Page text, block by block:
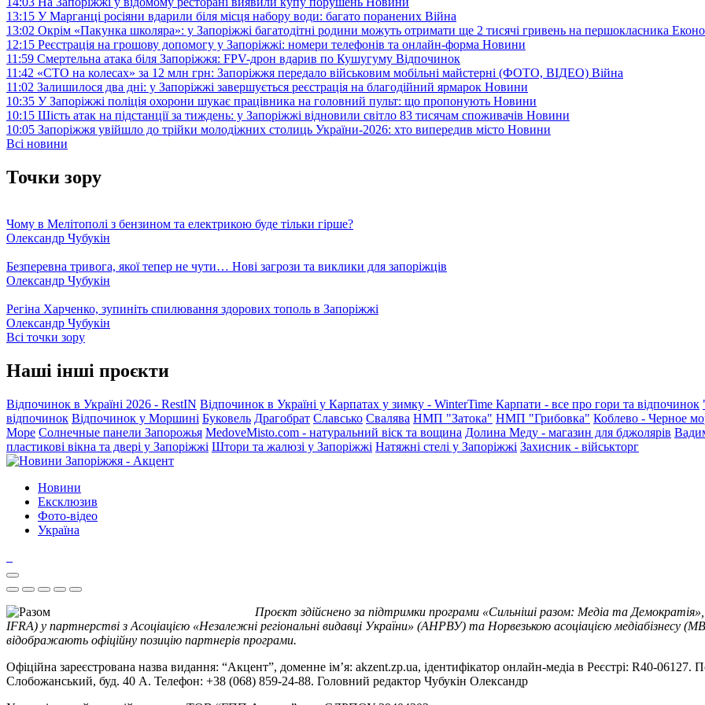
13:15 У Марганці росіяни вдарили біля місця набору води: багато поранених Війна
13:02 Окрім «Пакунка школяра»: у Запоріжжі багатодітні родини можуть отримати ще 2 тисячі гривень на першокласника
12:15 Реєстрація на грошову допомогу у Запоріжжі: номери телефонів та онлайн-форма Новини
11:59 Смертельна атака біля Запоріжжя: FPV-дрон вдарив по Кушугуму Відпочинок
11:42 «СТО на колесах» за 12 млн грн: Запоріжжя передало військовим мобільні майстерні (ФОТО, ВІДЕО) Війна
11:02 Залишилося два дні: у Запоріжжі завершується реєстрація на благодійний ярмарок Новини
10:35 У Запоріжжі поліція охорони шукає працівника на головний пульт: що пропонують Новини
10:15 Шість атак на підстанції за тиждень: у Запоріжжі відновили світло 83 тисячам споживачів Новини
10:05 Запоріжжя увійшло до трійки молодіжних столиць України-2026: хто випередив місто Новини
Всі новини
Точки зору
Чому в Мелітополі з бензином та електрикою буде тільки гірше?
Олександр Чубукін
Безперевна тривога, якої тепер не чути… Нові загрози та виклики для запоріжців
Олександр Чубукін
Регіна Харченко, зупиніть спилювання здорових тополь в Запоріжжі
Олександр Чубукін
Всі точки зору
Наші інші проєкти
Відпочинок в Україні 2026 - RestIN Відпочинок в Україні у Карпатах у зимку - WinterTime Карпати - все про гори та відпочинок
відпочинок Відпочинок у Моршині Буковель Драгобрат Славсько Свалява НМП "Затока" НМП "Грибовка" Коблево - Черное
Море Солнечные панели Запорожья MedoveMisto.com - натуральний віск та вощина Долина Меду - магазин для бджолярів
пластикові вікна та двері у Запоріжжі Штори та жалюзі у Запоріжжі Натяжні стелі у Запоріжжі Захисник - військторг
Новини
Ексклюзив
Фото-відео
Україна
Проєкт здійснено за підтримки програми «Сильніші разом: Медіа та
IFRA) у партнерстві з Асоціацією «Незалежні регіональні видавці України» (АНРВУ) та Норвезькою асоціацією медіабізнесу
відображають офіційну позицію партнерів програми.
Офіційна зареєстрована назва видання: “Акцент”, доменне ім’я: akzent.zp.ua, ідентифікатор онлайн-медіа в Реєстрі: R40-
Слобожанський, буд. 40 А. Телефон: +38 (068) 859-24-88. Головний редактор Чубукін Олександр